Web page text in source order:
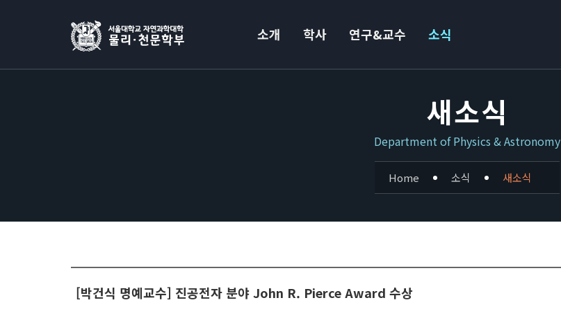
소개 학사 연구&교수 소식
새소식
Department of Physics & Astronomy
Home 소식 새소식
[박건식 명예교수] 진공전자 분야 John R. Pierce Award 수상